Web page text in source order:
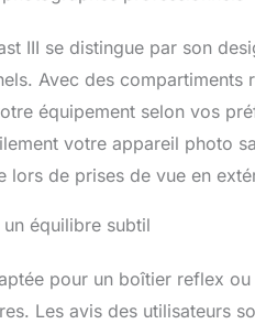
III se distingue par son
Avec des
équipement selon vos
votre appareil photo
lors de prises de vue en
équilibre subtil
pour un boîtier reflex
Les avis des utilisateurs